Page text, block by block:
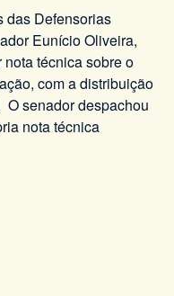
das Defensorias
Eunício Oliveira,
técnica sobre o
com a distribuição
senador despachou
nota técnica